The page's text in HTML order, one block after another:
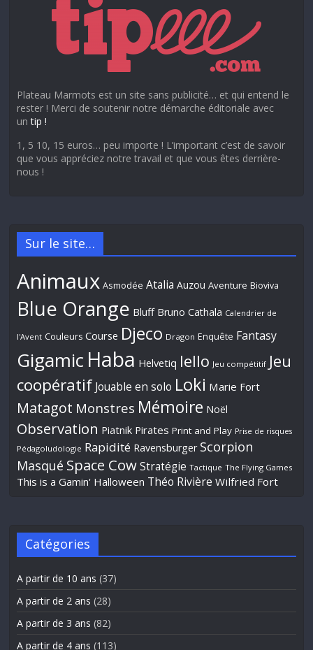
Plateau Marmots est un site sans publicité… et qui entend le
rester ! Merci de soutenir notre démarche éditoriale avec
untip !
1, 5 10, 15 euros… peu importe ! L’important c’est de savoir
que vous appréciez notre travail et que vous êtes derrière-
nous !
Sur le site…
Animaux Asmodée Atalia Auzou Aventure Bioviva
Blue Orange Bluff Bruno Cathala Calendrier de
l'Avent Couleurs Course Djeco Dragon Enquête Fantasy
Gigamic Haba Helvetiq Iello Jeu compétitif Jeu
coopératif Jouable en solo Loki Marie Fort
Matagot Monstres Mémoire Noël
Observation Piatnik Pirates Print and Play Prise de risques
Pédagoludologie Rapidité Ravensburger Scorpion
Masqué Space Cow Stratégie Tactique The Flying Games
This is a Gamin' Halloween Théo Rivière Wilfried Fort
Catégories
A partir de 10 ans (37)
A partir de 2 ans (28)
A partir de 3 ans (82)
A partir de 4 ans (113)